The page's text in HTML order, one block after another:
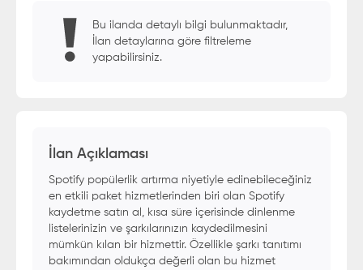
Bu ilanda detaylı bilgi bulunmaktadır,
İlan detaylarına göre filtreleme
yapabilirsiniz.
İlan Açıklaması
Spotify popülerlik artırma niyetiyle edinebileceğiniz
en etkili paket hizmetlerinden biri olan Spotify
kaydetme satın al, kısa süre içerisinde dinlenme
listelerinizin ve şarkılarınızın kaydedilmesini
mümkün kılan bir hizmettir. Özellikle şarkı tanıtımı
bakımından oldukça değerli olan bu hizmet